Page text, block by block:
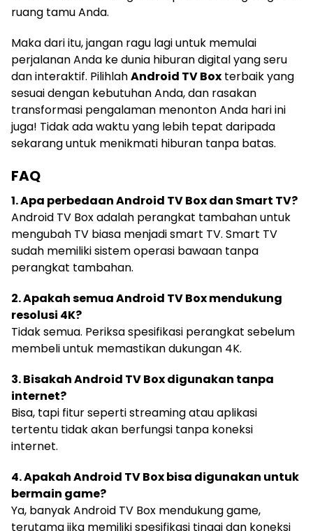
ruang tamu Anda.
Maka dari itu, jangan ragu lagi untuk memulai
perjalanan Anda ke dunia hiburan digital yang seru
dan interaktif. PilihlahAndroid TV Box terbaik yang
sesuai dengan kebutuhan Anda, dan rasakan
transformasi pengalaman menonton Anda hari ini
juga! Tidak ada waktu yang lebih tepat daripada
sekarang untuk menikmati hiburan tanpa batas.
FAQ
1. Apa perbedaan Android TV Box dan Smart TV?
Android TV Box adalah perangkat tambahan untuk
mengubah TV biasa menjadi smart TV. Smart TV
sudah memiliki sistem operasi bawaan tanpa
perangkat tambahan.
2. Apakah semua Android TV Box mendukung
resolusi 4K?
Tidak semua. Periksa spesifikasi perangkat sebelum
membeli untuk memastikan dukungan 4K.
3. Bisakah Android TV Box digunakan tanpa
internet?
Bisa, tapi fitur seperti streaming atau aplikasi
tertentu tidak akan berfungsi tanpa koneksi
internet.
4. Apakah Android TV Box bisa digunakan untuk
bermain game?
Ya, banyak Android TV Box mendukung game,
terutama jika memiliki spesifikasi tinggi dan koneksi